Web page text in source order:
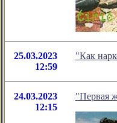
25.03.2023
12:59
"Как
24.03.2023
12:15
"Первая